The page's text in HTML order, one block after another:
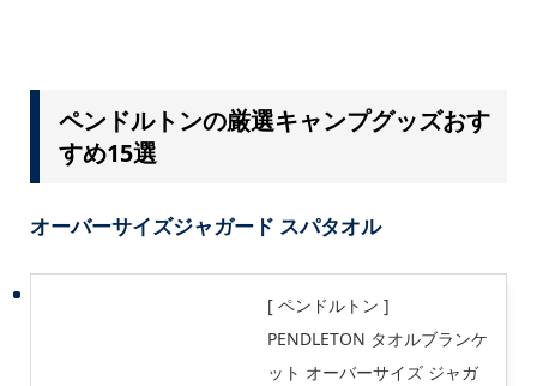
ペンドルトンの厳選キャンプグッズおす
すめ15選
オーバーサイズジャガード スパタオル
[ ペンドルトン ]
PENDLETON タオルブランケ
ット オーバーサイズ ジャガ